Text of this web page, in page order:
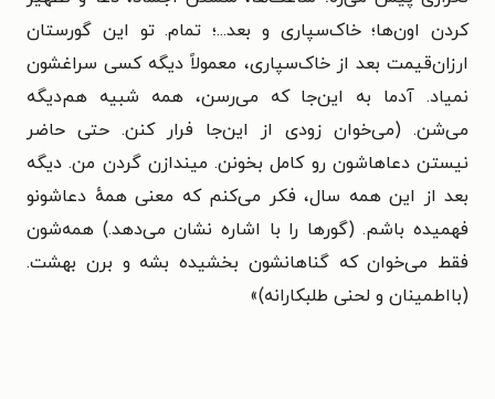
کردن اون‌ها؛ خاک‌سپاری و بعد...؛ تمام. تو این گورستان
ارزان‌قیمت بعد از خاک‌سپاری، معمولاً دیگه کسی سراغشون
نمیاد. آدما به این‌جا که می‌رسن، همه شبیه هم‌دیگه
می‌شن. (می‌خوان زودی از این‌جا فرار کنن. حتی حاضر
نیستن دعاهاشون رو کامل بخونن. میندازن گردن من. دیگه
بعد از این همه سال، فکر می‌کنم که معنی همهٔ دعاشونو
فهمیده باشم. (گورها را با اشاره نشان می‌دهد.) همه‌شون
فقط می‌خوان که گناهانشون بخشیده بشه و برن بهشت.
(بااطمینان و لحنی طلبکارانه)»